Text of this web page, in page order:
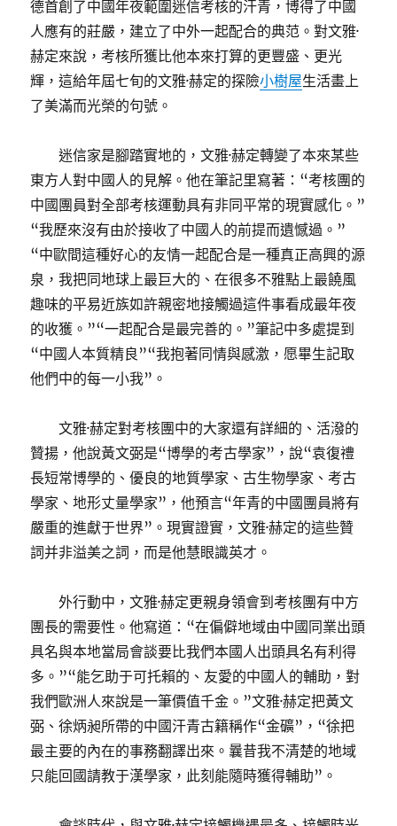
德首創了中國年夜範圍迷信考核的汗青，博得了中國
人應有的莊嚴，建立了中外一起配合的典范。對文雅·
赫定來說，考核所獲比他本來打算的更豐盛、更光
輝，這給年屆七旬的文雅·赫定的探險小樹屋生活畫上
了美滿而光榮的句號。
迷信家是腳踏實地的，文雅·赫定轉變了本來某些
東方人對中國人的見解。他在筆記里寫著：“考核團的
中國團員對全部考核運動具有非同平常的現實感化。”
“我歷來沒有由於接收了中國人的前提而遺憾過。”
“中歐間這種好心的友情一起配合是一種真正高興的源
泉，我把同地球上最巨大的、在很多不雅點上最饒風
趣味的平易近族如許親密地接觸過這件事看成最年夜
的收獲。”“一起配合是最完善的。”筆記中多處提到
“中國人本質精良”“我抱著同情與感激，愿畢生記取
他們中的每一小我”。
文雅·赫定對考核團中的大家還有詳細的、活潑的
贊揚，他說黃文弼是“博學的考古學家”，說“袁復禮
長短常博學的、優良的地質學家、古生物學家、考古
學家、地形丈量學家”，他預言“年青的中國團員將有
嚴重的進獻于世界”。現實證實，文雅·赫定的這些贊
詞并非溢美之詞，而是他慧眼識英才。
外行動中，文雅·赫定更親身領會到考核團有中方
團長的需要性。他寫道：“在偏僻地域由中國同業出頭
具名與本地當局會談要比我們本國人出頭具名有利得
多。”“能乞助于可托賴的、友愛的中國人的輔助，對
我們歐洲人來說是一筆價值千金。”文雅·赫定把黃文
弼、徐炳昶所帶的中國汗青古籍稱作“金礦”，“徐把
最主要的內在的事務翻譯出來。曩昔我不清楚的地域
只能回國請教于漢學家，此刻能隨時獲得輔助”。